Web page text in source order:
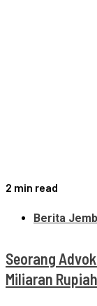
2 min read
Berita
Seorang
Miliaran